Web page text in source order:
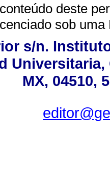
deste
sob uma
s/n.
MX, 04510,